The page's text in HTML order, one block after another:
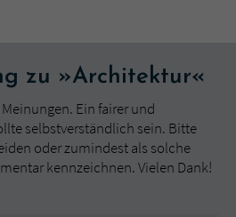
zu »Architektur«
Ein fairer und
selbstverständlich sein. Bitte
oder zumindest als solche
kennzeichnen. Vielen Dank!